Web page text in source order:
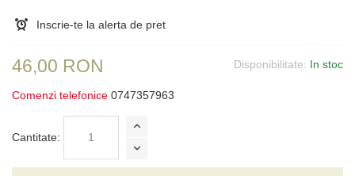
Inscrie-te la alerta de pret
Disponibilitate: In stoc
46,00 RON
Comenzi telefonice 0747357963
Cantitate: